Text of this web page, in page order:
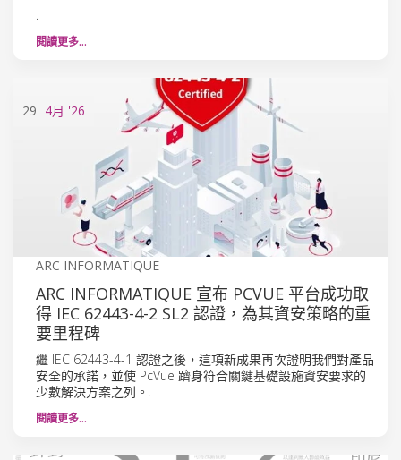
.
閱讀更多…
29 4月 '26
ARC INFORMATIQUE
ARC INFORMATIQUE 宣布 PCVUE 平台成功取
得 IEC 62443-4-2 SL2 認證，為其資安策略的重
要里程碑
繼 IEC 62443-4-1 認證之後，這項新成果再次證明我們對產品
安全的承諾，並使 PcVue 躋身符合關鍵基礎設施資安要求的
少數解決方案之列。.
閱讀更多…